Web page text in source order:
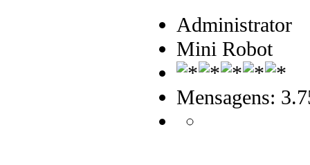
Administrator
Mini Robot
Mensagens: